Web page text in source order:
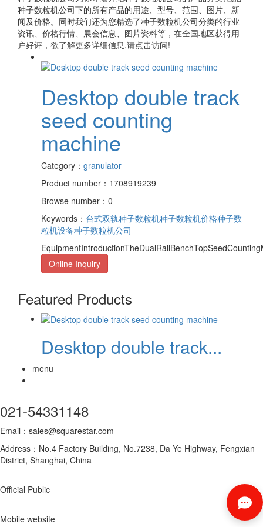
种子数粒机公司下的所有产品的用途、型号、范围、图片、新
闻及价格。同时我们还为您精选了种子数粒机公司分类的行业
资讯、价格行情、展会信息、图片资料等，在全国地区获得用
户好评，欲了解更多详细信息,请点击访问!
Desktop double track
seed counting
machine
Category： granulator
Product number：1708919239
Browse number：0
Keywords： 台式双轨种子数粒机种子数粒机价格种子数
粒机设备种子数粒机公司
Online Inquiry
Featured Products
Desktop double track...
menu
021-54331148
Email：sales@squarestar.com
Address：No.4 Factory Building, No.7238, Da Ye Highway, Fengxian
District, Shanghai, China
Official Public
Mobile website